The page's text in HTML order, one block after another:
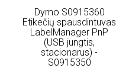
Dymo S0915360
Etikečių spausdintuvas
LabelManager PnP
(USB jungtis,
stacionarus) -
S0915350